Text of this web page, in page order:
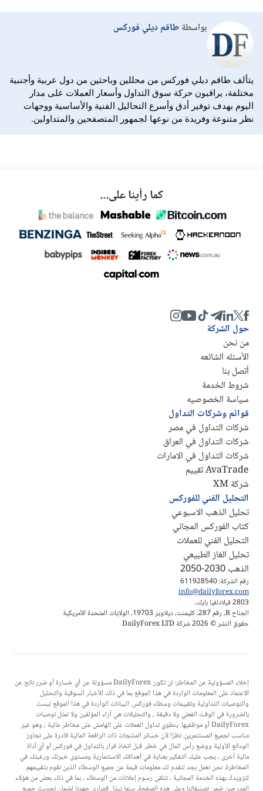
إلى 0.0 نقطة، ويمكن للمتداولين الوصول إلى منصة cTrader، الرائدة في
السوق في تداول ECN.
وقت الظهيرة بتوقيت AEST/AEDT. أي طلب يتم استلامه بعد ذلك تتم
معالجته في يوم العمل التالي. قد تستغرق التحويلات البنكية الدولية ما
يصل إلى أربعة عشر يوم عمل. يتراوح متوسط ​​بطاقات الائتمان/الخصم ما
بين ثلاثة إلى خمسة أيام ولكن يمكن أن تستغرق ما يصل إلى عشرة أيام.
الزمنية، وقد يتعين على المتداولين تقديم مستندات إضافية. تتم معالجة
طلبات المحفظة الإلكترونية على الفور إذا تم استلامها قبل ظهر
AEST/AEDT.
بواسطةطاقم ديلي فوركس
يتألف طاقم ديلي فوركس من محللين وباحثين من دول عربية وأجنبية
مختلفة، يراقبون حركة سوق التداول وأسعار العملات على مدار
اليوم بهدف توفير أدق وأسرع التحاليل الفنية والأساسية ووجهات
نظر متنوعة وفريدة من نوعها لجمهور المتصفحين والمتداولين.
كما رأينا على...
رقم الشركة: 611928540
info@dailyforex.com
2803 فيلادلفيا بايك،
الجناح B، رقم 287، كليمنت، ديلاوير 19703، الولايات المتحدة الأمريكية
حقوق النشر © 2026 شركة DailyForex LTD
حول الشركة
من نحن
الأسئله الشائعه
أتصل بنا
شروط الخدمة
سياسة الخصوصيه
قوائم وشركات التداول
شركات التداول في مصر
شركات التداول في العراق
شركات التداول في الامارات
AvaTrade تقييم
شركة XM
التحليل الفني للفوركس
تحليل الذهب الاسبوعي
كتاب الفوركس المجاني
التحليل الفني للعملات
تحليل الغاز الطبيعي
الذهب 2030-2050
إخلاء المسؤولية عن المخاطر: لن تكون DailyForex مسؤولة عن أي خسارة أو ضرر ناتج عن
الاعتماد على المعلومات الواردة في هذا الموقع بما في ذلك الأخبار السوقية والتحليل
والتوصيات التداولية وتقييمات وسطاء فوركس. البيانات الواردة في هذا الموقع ليست
بالضرورة في الوقت الفعلي ولا دقيقة ، والتحليلات هي آراء المؤلفين ولا تمثل توصيات
DailyForex أو موظفيها. ينطوي تداول العملات على الهامش على مخاطر عالية ، وهو غير
مناسب لجميع المستثمرين. نظرًا لأن خسائر المنتجات ذات الرافعة المالية قادرة على تجاوز
الودائع الأولية ووضع رأس المال في خطر. قبل اتخاذ قرار بالتداول في فوركس أو أي أداة
مالية أخرى ، يجب عليك التفكير بعناية في أهدافك الاستثمارية ومستوى خبرتك ورغبتك في
المخاطرة. نحن نعمل بجد لنقدم لك معلومات قيمة عن جميع الوسطاء الذين نقوم بتقييمهم.
لتزويدك بهذه الخدمة المجانية ، نتلقى رسوم إعلانات من الوسطاء ، بما في ذلك بعض من هؤلاء